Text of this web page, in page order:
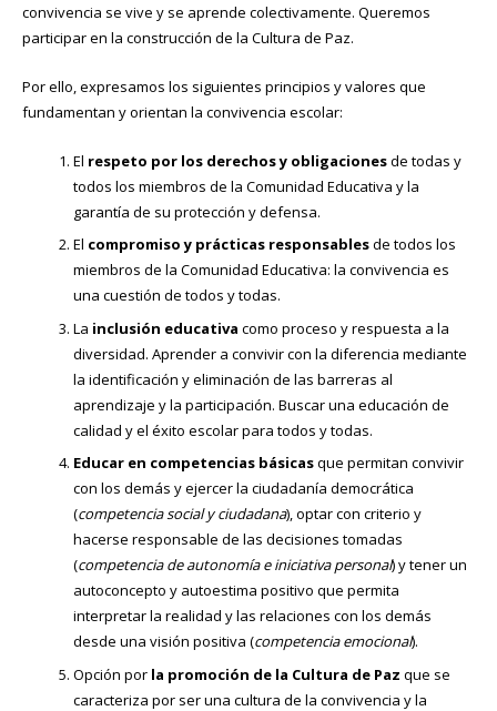
convivencia se vive y se aprende colectivamente. Queremos
participar en la construcción de la Cultura de Paz.
Por ello, expresamos los siguientes principios y valores que
fundamentan y orientan la convivencia escolar:
El respeto por los derechos y obligacionesde todas y
todos los miembros de la Comunidad Educativa y la
garantía de su protección y defensa.
El compromiso y prácticas responsablesde todos los
miembros de la Comunidad Educativa: la convivencia es
una cuestión de todos y todas.
La inclusión educativa como proceso y respuesta a la
diversidad. Aprender a convivir con la diferencia mediante
la identificación y eliminación de las barreras al
aprendizaje y la participación. Buscar una educación de
calidad y el éxito escolar para todos y todas.
Educar en competencias básicasque permitan convivir
con los demás y ejercer la ciudadanía democrática
(competencia social y ciudadana), optar con criterio y
hacerse responsable de las decisiones tomadas
(competencia de autonomía e iniciativa personal) y tener un
autoconcepto y autoestima positivo que permita
interpretar la realidad y las relaciones con los demás
desde una visión positiva (competencia emocional).
Opción por la promoción de la Cultura de Paz que se
caracteriza por ser una cultura de la convivencia y la